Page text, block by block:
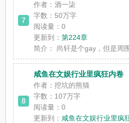
7
作者：酒一柒
字数：50万字
阅读量：0
更新到：第224章
简介：
尚轩是个gay，但是周
8
咸鱼在文娱行业里疯狂内卷
作者：挖坑的熊猫
字数：107万字
阅读量：0
更新到： 咸鱼在文娱行业里疯